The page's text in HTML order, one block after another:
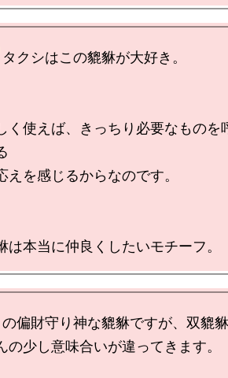
タクシはこの貔貅が大好き。
く使えば、きっちり必要なものを
えを感じるからなのです。
の偏財守り神な貔貅ですが、双貔
の少し意味合いが違ってきます。